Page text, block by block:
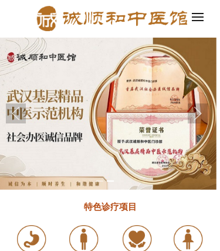
特色诊疗项目
序四合一，轻松创建企业官网和小程序！ 2.百度智能建站